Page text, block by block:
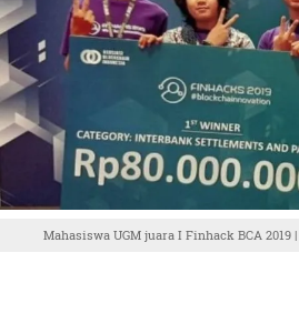
Mahasiswa UGM juara I Finhack BCA 2019